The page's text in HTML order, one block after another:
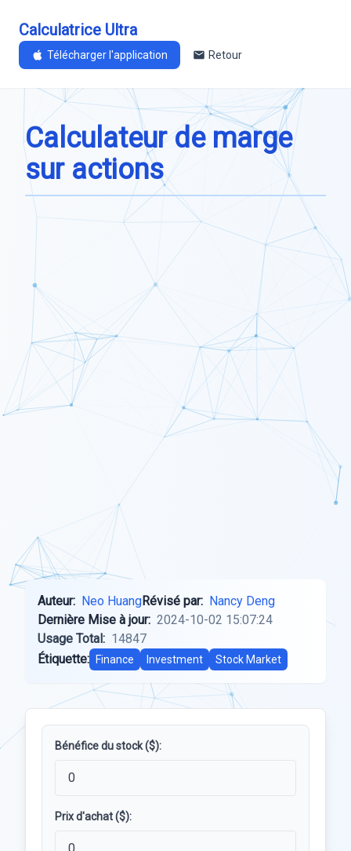
Calculatrice Ultra
Télécharger l'application Retour
Calculateur de marge
sur actions
Auteur: Neo HuangRévisé par: Nancy Deng
Dernière Mise à jour: 2024-10-02 15:07:24
Usage Total: 14847
Étiquette:
Finance Investment Stock Market
Bénéfice du stock ($):
Prix d'achat ($):